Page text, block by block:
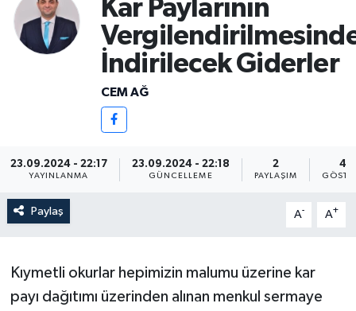
Kar Paylarının
İndirilecek Giderler
CEM AĞ
23.09.2024 - 22:17
YAYINLANMA
23.09.2024 - 22:18
GÜNCELLEME
2
PAYLAŞIM
44
Paylaş A- A+
Kıymetli okurlar hepimizin malumu üzerine kar
payı dağıtımı üzerinden alınan menkul sermaye
Tüm Manşetler
Haber Arşivi